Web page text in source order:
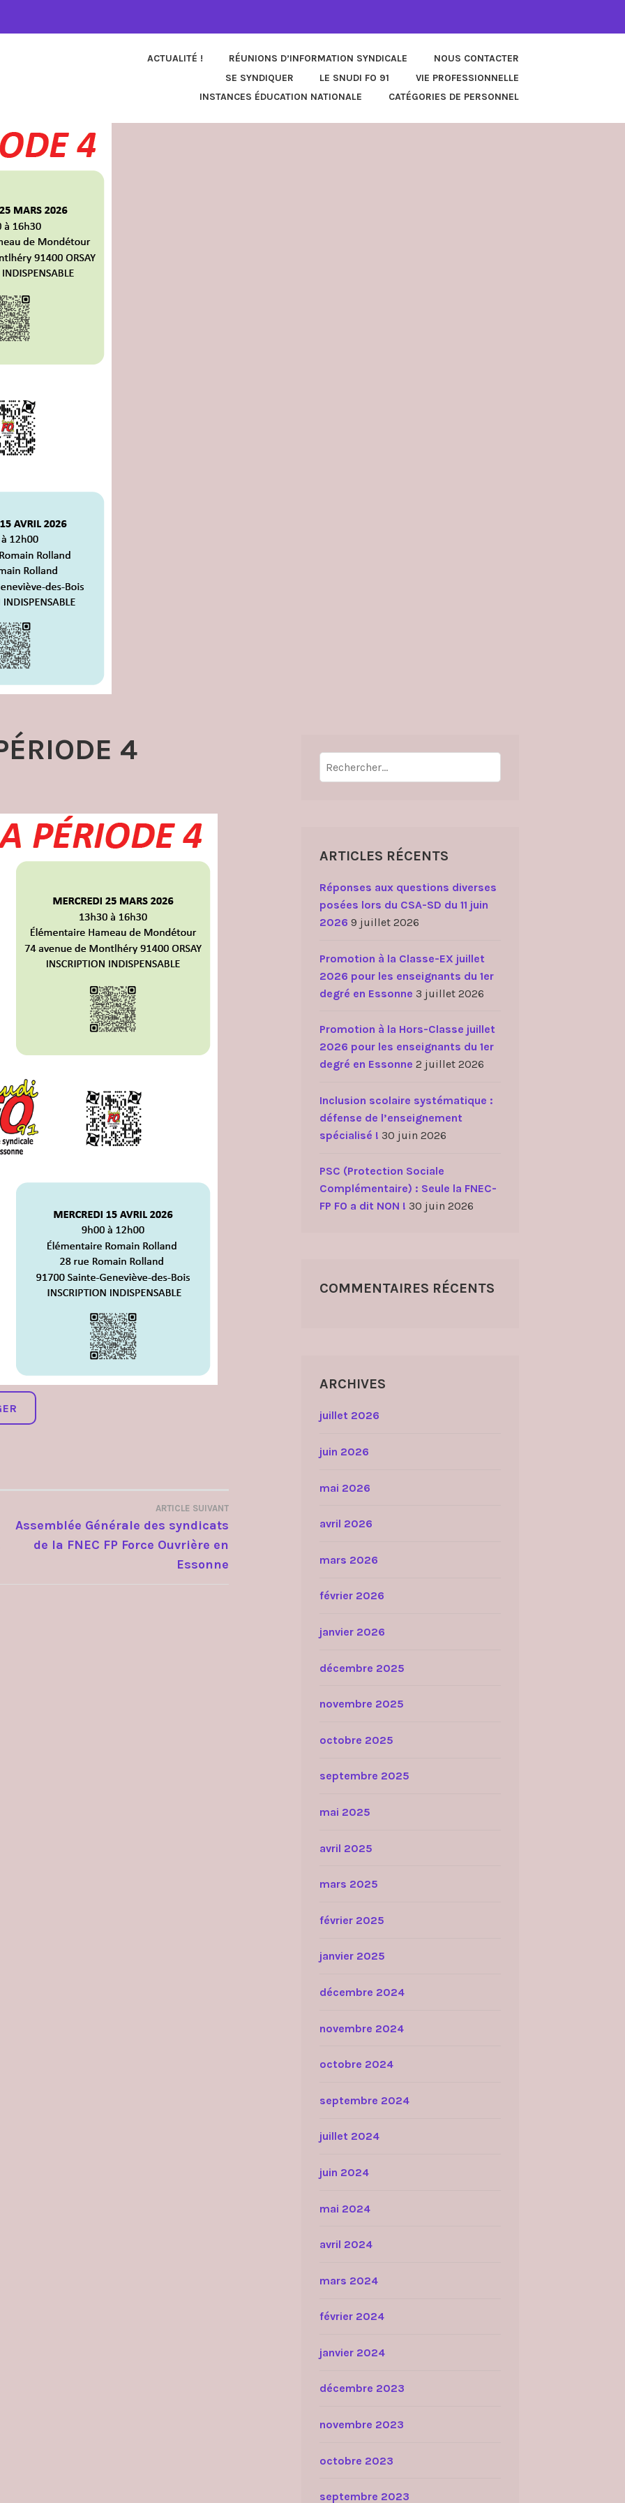
ACTUALITÉ ! RÉUNIONS D’INFORMATION SYNDICALE
NOUS CONTACTER
SE SYNDIQUER
LE SNUDI FO 91
VIE PROFESSIONNELLE
INSTANCES ÉDUCATION NATIONALE
CATÉGORIES DE PERSONNEL
4
ARTICLE SUIVANT
Assemblée Générale des syndicats
de la FNEC FP Force Ouvrière en
Essonne
Rechercher :
ARTICLES RÉCENTS
Réponses aux questions diverses
posées lors du CSA-SD du 11 juin
2026 9 juillet 2026
Promotion à la Classe-EX juillet
2026 pour les enseignants du 1er
degré en Essonne 3 juillet 2026
Promotion à la Hors-Classe juillet
2026 pour les enseignants du 1er
degré en Essonne 2 juillet 2026
Inclusion scolaire systématique :
défense de l’enseignement
spécialisé ! 30 juin 2026
PSC (Protection Sociale
Complémentaire) : Seule la FNEC-
FP FO a dit NON ! 30 juin 2026
COMMENTAIRES RÉCENTS
ARCHIVES
juillet 2026
juin 2026
mai 2026
avril 2026
mars 2026
février 2026
janvier 2026
décembre 2025
novembre 2025
octobre 2025
septembre 2025
mai 2025
avril 2025
mars 2025
février 2025
janvier 2025
décembre 2024
novembre 2024
octobre 2024
septembre 2024
juillet 2024
juin 2024
mai 2024
avril 2024
mars 2024
février 2024
janvier 2024
décembre 2023
novembre 2023
octobre 2023
septembre 2023